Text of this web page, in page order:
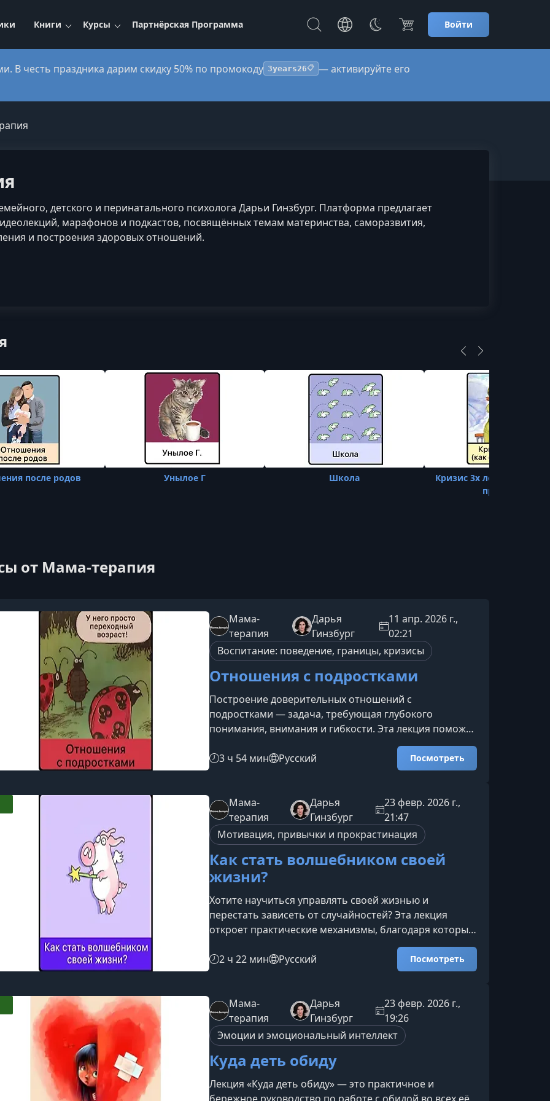
Книги Курсы Партнёрская Программа Войти
В честь праздника дарим скидку 50% по промокоду 3years26📋 — активируйте его
детского и перинатального психолога Дарьи Гинзбург. Платформа предлагает
марафонов и подкастов, посвящённых темам материнства, саморазвития,
и построения здоровых отношений.
после родов Унылое Г Школа
Кризис 3х лет у детей
прожить)
от Мама-терапия
Мама-
терапия
Дарья
Гинзбург
11 апр. 2026 г.,
02:21
Воспитание: поведение, границы, кризисы
Отношения с подростками
Построение доверительных отношений с
подростками — задача, требующая глубокого
понимания, внимания и гибкости. Эта лекция поможет
вам разобраться в природе подростковых изменений,
освоить эффективные методики общения и создать
более гармоничную атмосферу в семье.Причины
возраст — период стремительного роста и
формирования личности. Здесь мы подробно
рассматриваем ключевые факторы, влияющие на
поведе
3 ч 54 мин Русский Посмотреть
Мама-
терапия
Дарья
Гинзбург
23 февр. 2026 г.,
21:47
Мотивация, привычки и прокрастинация
Как стать волшебником своей
жизни?
Хотите научиться управлять своей жизнью и
перестать зависеть от случайностей? Эта лекция
откроет практические механизмы, благодаря которым
желания начинают воплощаться, а повторяющиеся
негативные сценарии — исчезать.О чём вы узнаете на
лекцииМы по шагам разберём, что реально помогает
осознанному управлению своей реальностью. Почему
кажется, что обстоятельства сильнее вас — и как
изменить эту
2 ч 22 мин Русский Посмотреть
Мама-
терапия
Дарья
Гинзбург
23 февр. 2026 г.,
19:26
Эмоции и эмоциональный интеллект
Куда деть обиду
Лекция «Куда деть обиду» — это практичное и